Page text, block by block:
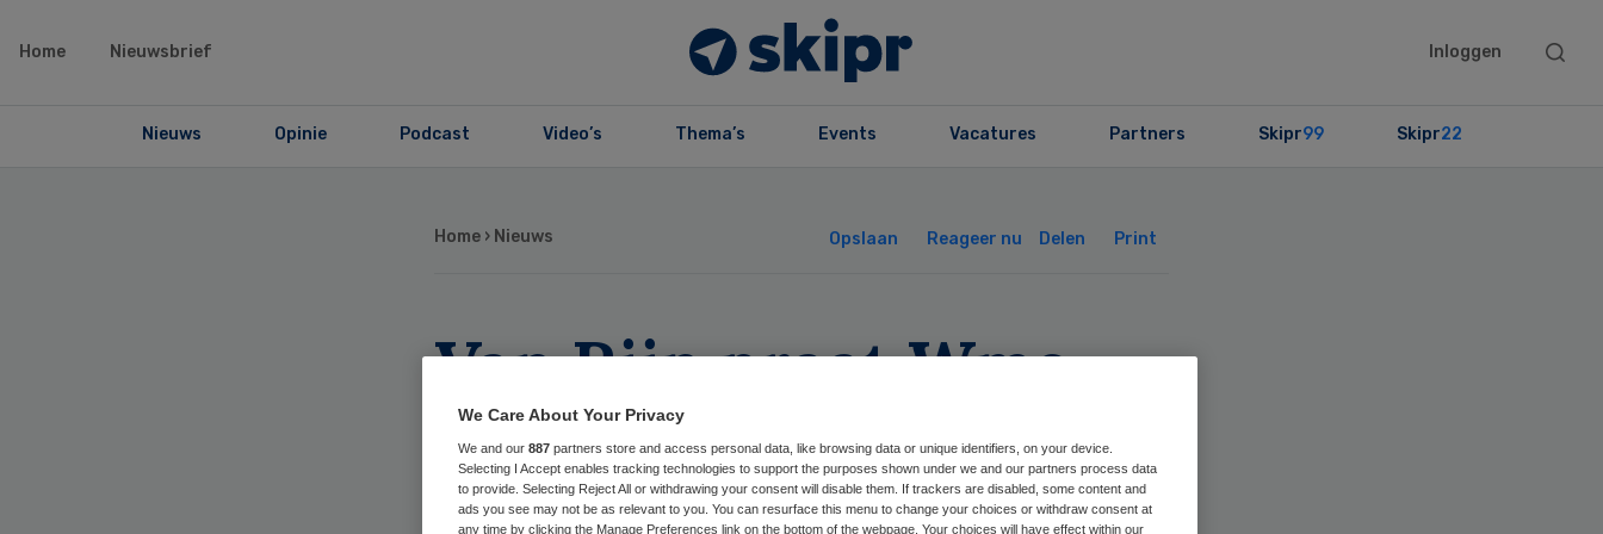
Home Nieuwsbrief Inloggen
Search
Nieuws Opinie Podcast Video’s Thema’s Events Vacatures Partners Skipr99 Skipr22
Home › Nieuws Opslaan Reageer nu Delen Print
Van Rijn praat Wmo-
wethouders bij
We Care About Your Privacy
We and our 887 partners store and access personal data, like browsing data or unique identifiers, on your device.
Selecting I Accept enables tracking technologies to support the purposes shown under we and our partners process data
to provide. Selecting Reject All or withdrawing your consent will disable them. If trackers are disabled, some content and
ads you see may not be as relevant to you. You can resurface this menu to change your choices or withdraw consent at
any time by clicking the Manage Preferences link on the bottom of the webpage. Your choices will have effect within our